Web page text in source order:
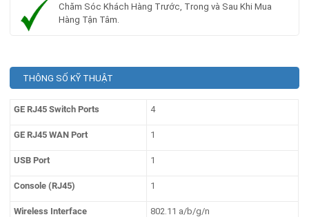
Chăm Sóc Khách Hàng Trước, Trong và Sau Khi Mua
Hàng Tận Tâm.
THÔNG SỐ KỸ THUẬT
GE RJ45 Switch Ports 4
GE RJ45 WAN Port 1
USB Port 1
Console (RJ45) 1
Wireless Interface 802.11 a/b/g/n